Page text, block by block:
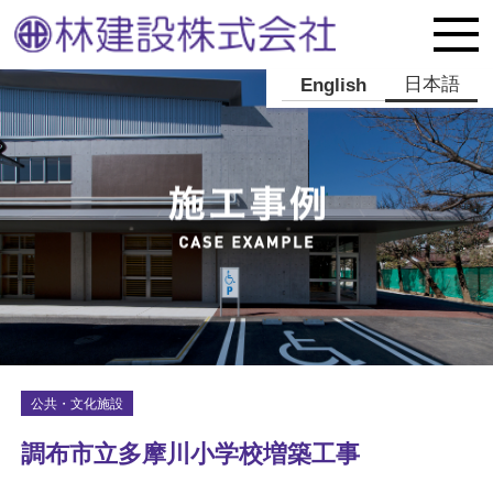
English 日本語
公共・文化施設
調布市立多摩川小学校増築工事